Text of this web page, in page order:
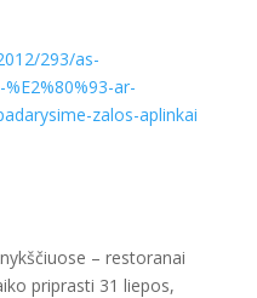
293/as-
ar-
zalos-aplinkai
– restoranai
priprasti 31 liepos,